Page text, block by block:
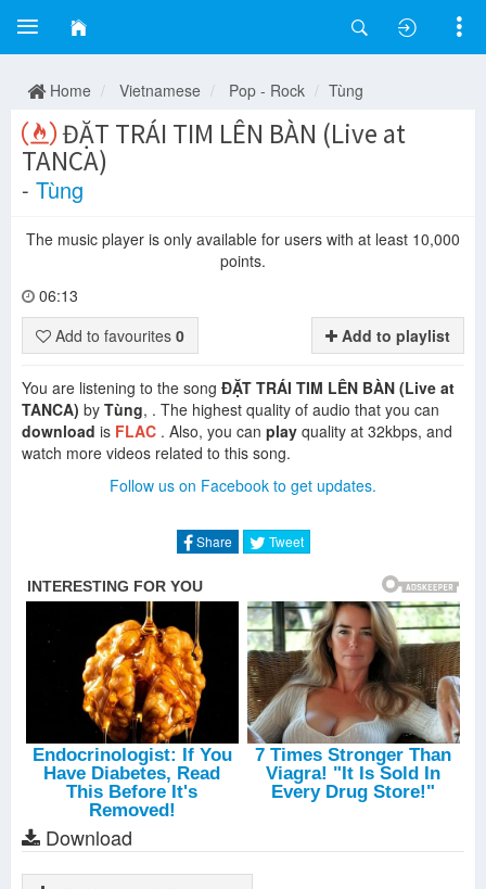
Home Vietnamese Pop - Rock Tùng
ĐẶT TRÁI TIM LÊN BÀN (Live at
TANCA)
- Tùng
The music player is only available for users with at least 10,000
points.
06:13
Add to favourites 0 Add to playlist
You are listening to the song ĐẶT TRÁI TIM LÊN BÀN (Live at
TANCA) by Tùng, . The highest quality of audio that you can
download is FLAC . Also, you can play quality at 32kbps, and
watch more videos related to this song.
Follow us on Facebook to get updates.
Share Tweet
Download